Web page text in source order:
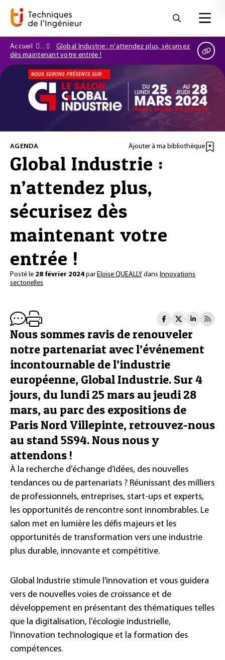
Accueil
Global Industrie : n’attendez plus, sécurisez
dès maintenant votre entrée !
AGENDA Ajouter à ma bibliothèque
Global Industrie :
n’attendez plus,
sécurisez dès
maintenant votre
entrée !
Posté le 28 février 2024 parEloise QUEALLY dans Innovations
sectorielles
Nous sommes ravis de renouveler
notre partenariat avec l’événement
incontournable de l’industrie
européenne, Global Industrie. Sur 4
jours, du lundi 25 mars au jeudi 28
mars, au parc des expositions de
Paris Nord Villepinte, retrouvez-nous
au stand 5S94. Nous nous y
attendons !
À la recherche d’échange d’idées, des nouvelles
tendances ou de partenariats ? Réunissant des milliers
de professionnels, entreprises, start-ups et experts,
les opportunités de rencontre sont innombrables. Le
salon met en lumière les défis majeurs et les
opportunités de transformation vers une industrie
plus durable, innovante et compétitive.
Global Industrie stimule l’innovation et vous guidera
vers de nouvelles voies de croissance et de
développement en présentant des thématiques telles
que la digitalisation, l’écologie industrielle,
l’innovation technologique et la formation des
compétences.